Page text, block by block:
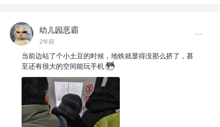
幼儿园恶霸
2年前
当前边站了个小土豆的时候，地铁就显得没那么挤了，甚
至还有很大的空间能玩手机